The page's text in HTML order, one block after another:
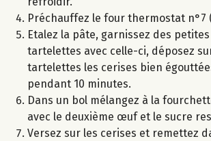
Préchauffez le four thermostat n°7
Etalez la pâte, garnissez des
tartelettes avec celle-ci, déposez
tartelettes les cerises bien
pendant 10 minutes.
Dans un bol mélangez à la
avec le deuxième œuf et le sucre
Versez sur les cerises et remettez